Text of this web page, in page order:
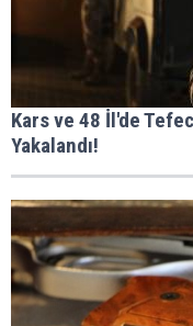
Kars ve 48 İl'de
Yakalandı!